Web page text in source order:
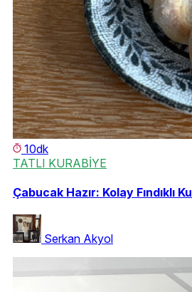
10dk
TATLI KURABİYE
Çabucak Hazır: Kolay Fındıklı
Serkan Akyol